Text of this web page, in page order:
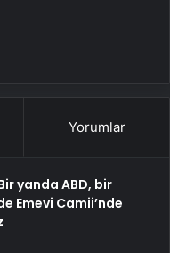
Yorumlar
yanda ABD, bir
Emevi Camii’nde